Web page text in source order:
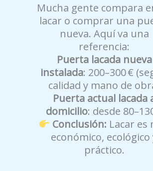
Mucha gente compara
lacar o comprar una
nueva. Aquí va una
referencia:
Puerta lacada nueva
instalada: 200–300 €
calidad y mano de
Puerta actual lacada
domicilio: desde
Conclusión: Lacar es
económico, ecológico
práctico.